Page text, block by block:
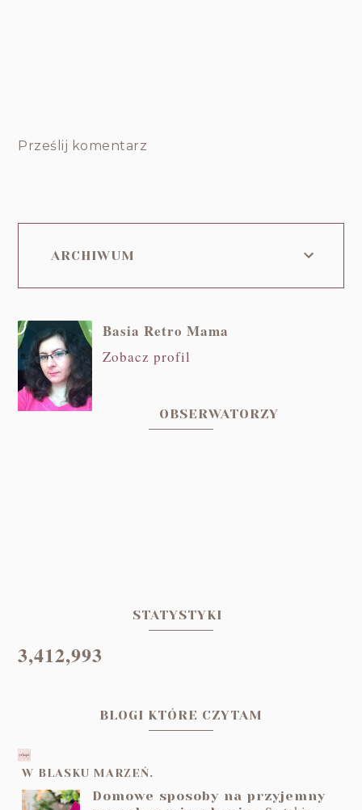
Prześlij komentarz
ARCHIWUM
Basia Retro Mama
Zobacz profil
OBSERWATORZY
STATYSTYKI
3,412,993
BLOGI KTÓRE CZYTAM
W BLASKU MARZEŃ.
Domowe sposoby na przyjemny